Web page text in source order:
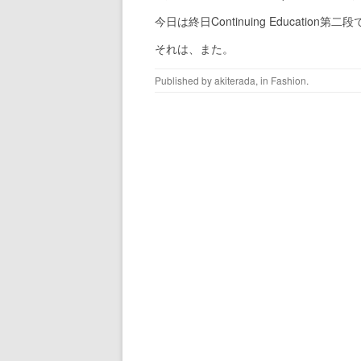
今日は終日Continuing Education第二段
それは、また。
Published byakiterada, in Fashion.